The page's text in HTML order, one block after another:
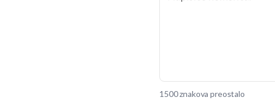
1500 znakova preostalo